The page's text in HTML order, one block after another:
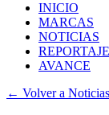
INICIO
MARCAS
NOTICIAS
AVANCE
← Volver a Noticias